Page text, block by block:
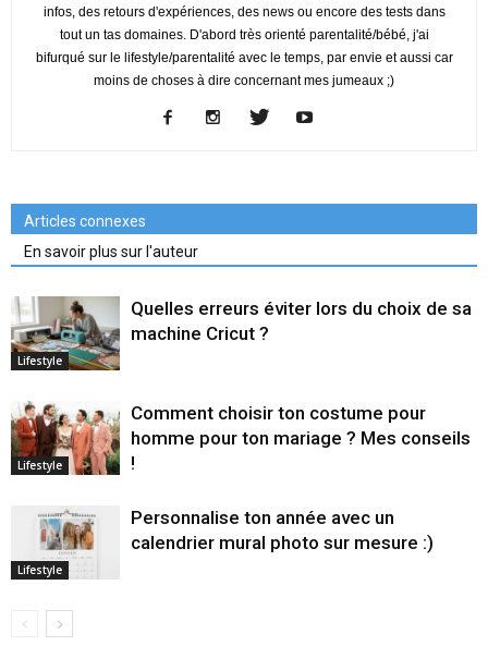
infos, des retours d'expériences, des news ou encore des tests dans
tout un tas domaines. D'abord très orienté parentalité/bébé, j'ai
bifurqué sur le lifestyle/parentalité avec le temps, par envie et aussi car
moins de choses à dire concernant mes jumeaux ;)
Articles connexes
En savoir plus sur l'auteur
Lifestyle
Quelles erreurs éviter lors du choix de sa
machine Cricut ?
Lifestyle
Comment choisir ton costume pour
homme pour ton mariage ? Mes conseils
!
Lifestyle
Personnalise ton année avec un
calendrier mural photo sur mesure :)